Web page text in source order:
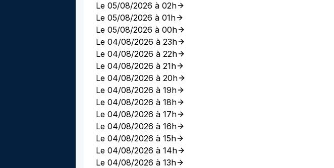
Le 05/08/2026 à 02h
Le 05/08/2026 à 01h
Le 05/08/2026 à 00h
Le 04/08/2026 à 23h
Le 04/08/2026 à 22h
Le 04/08/2026 à 21h
Le 04/08/2026 à 20h
Le 04/08/2026 à 19h
Le 04/08/2026 à 18h
Le 04/08/2026 à 17h
Le 04/08/2026 à 16h
Le 04/08/2026 à 15h
Le 04/08/2026 à 14h
Le 04/08/2026 à 13h